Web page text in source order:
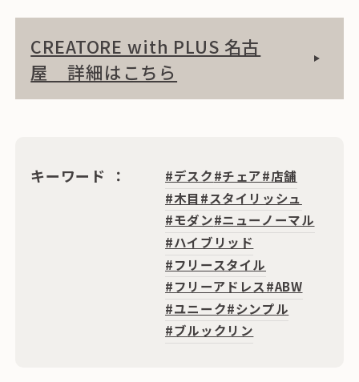
CREATORE with PLUS 名古
屋 詳細はこちら
キーワード #デスク#チェア#店舗
#木目#スタイリッシュ
#モダン#ニューノーマル
#ハイブリッド
#フリースタイル
#フリーアドレス#ABW
#ユニーク#シンプル
#ブルックリン